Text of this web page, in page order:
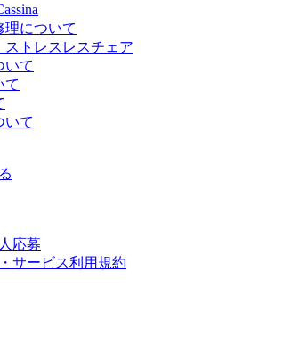
理について
トレスレスチェア
いて
て
いて
応募
サービス利用規約